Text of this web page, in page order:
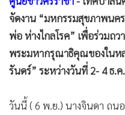
• กีฬา
• ต่างประเทศ
• Special Scoop
• เศรษฐกิจ-ธุรกิจ
• ชุมชน-คุณภาพชีวิต
จัดงาน “มหกรรมสุขภาพนค
พ่อ ห่างไกลโรค” เพื่อร่วมถ
พระมหากรุณาธิคุณของในห
รันดร์” ระหว่างวันที่ 2- 4 ธ
วันนี้ ( 6 พ.ย.) นางจินดา ถ